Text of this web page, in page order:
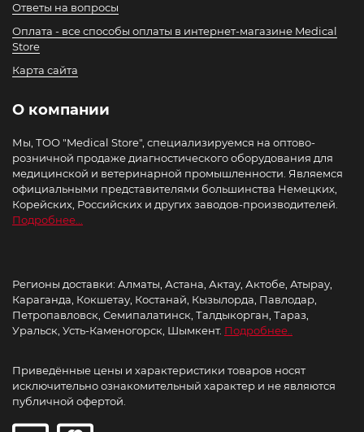
Ответы на вопросы
Оплата - все способы оплаты в интернет-магазине Medical
Store
Карта сайта
О компании
Мы, ТОО "Medical Store", специализируемся на оптово-
розничной продаже диагностического оборудования для
медицинской и ветеринарной промышленности. Являемся
официальными представителями большинства Немецких,
Корейских, Российских и других заводов-производителей.
Подробнее...
Регионы доставки: Алматы, Астана, Актау, Актобе, Атырау,
Караганда, Кокшетау, Костанай, Кызылорда, Павлодар,
Петропавловск, Семипалатинск, Талдыкорган, Тараз,
Уральск, Усть-Каменогорск, Шымкент. Подробнее..
Приведённые цены и характеристики товаров носят
исключительно ознакомительный характер и не являются
публичной офертой.